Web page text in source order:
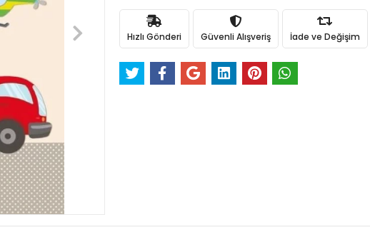
Hızlı Gönderi Güvenli Alışveriş İade ve Değişim